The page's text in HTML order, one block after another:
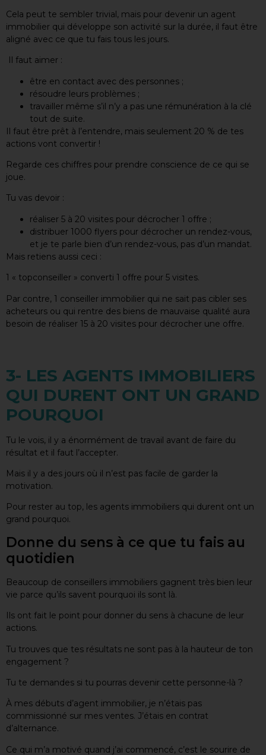
Cela peut te sembler trivial, mais pour devenir un agent
immobilier qui développe son activité sur la durée, il faut être
aligné avec ce que tu fais tous les jours.
Il faut aimer :
être en contact avec des personnes ;
résoudre leurs problèmes ;
travailler même s’il n’y a pas une rémunération à la clé
tout de suite.
Il faut être prêt à l’entendre, mais seulement 20 % de tes
actions vont convertir !
Regarde ces chiffres pour prendre conscience de ce qui se
joue.
Tu vas devoir :
réaliser 5 à 20 visites pour décrocher 1 offre ;
distribuer 1000 flyers pour décrocher un rendez-vous,
et je te parle bien d’un rendez-vous, pas d’un mandat.
Mais retiens aussi ceci :
1 « topconseiller » converti 1 offre pour 5 visites.
Par contre, 1 conseiller immobilier qui ne sait pas cibler ses
acheteurs ou qui rentre des biens de mauvaise qualité aura
besoin de réaliser 15 à 20 visites pour décrocher une offre.
3- LES AGENTS IMMOBILIERS
QUI DURENT ONT UN GRAND
POURQUOI
Tu le vois, il y a énormément de travail avant de faire du
résultat et il faut l’accepter.
Mais il y a des jours où il n’est pas facile de garder la
motivation.
Pour rester au top, les agents immobiliers qui durent ont un
grand pourquoi.
Donne du sens à ce que tu fais au
quotidien
Beaucoup de conseillers immobiliers gagnent très bien leur
vie parce qu’ils savent pourquoi ils sont là.
Ils ont fait le point pour donner du sens à chacune de leur
actions.
Tu trouves que tes résultats ne sont pas à la hauteur de ton
engagement ?
Tu te demandes si tu pourras devenir cette personne-là ?
À mes débuts d’agent immobilier, je n’étais pas
commissionné sur mes ventes. J’étais en contrat
d’alternance.
Ce qui m’a motivé quand j’ai commencé, c’est le sourire de